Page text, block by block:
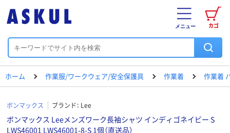
カゴ
メニュー
ホーム 作業服/ワークウェア/安全保護具 作業着 作業着
ボンマックス ブランド： Lee
ボンマックス Leeメンズワーク長袖シャツ インディゴネイビー S
LWS46001 LWS46001-8-S 1個（直送品）